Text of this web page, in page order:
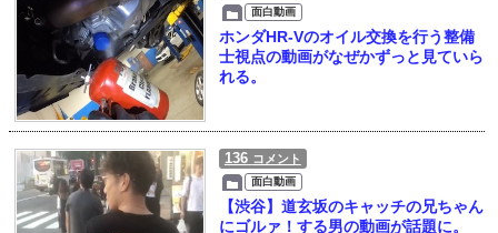
面白動画
ホンダHR-Vのオイル交換を行う整備
士視点の動画がなぜかずっと見ていら
れる。
136 コメント
面白動画
【渋谷】道玄坂のキャッチの兄ちゃん
にゴルァ！する男の動画が話題に。